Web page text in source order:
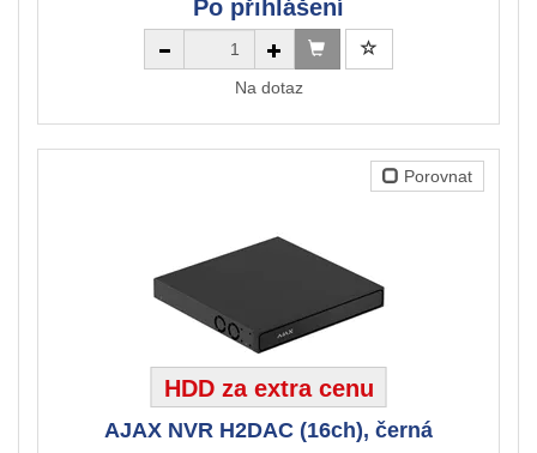
Po přihlášení
Na dotaz
Porovnat
HDD za extra cenu
AJAX NVR H2DAC (16ch), černá